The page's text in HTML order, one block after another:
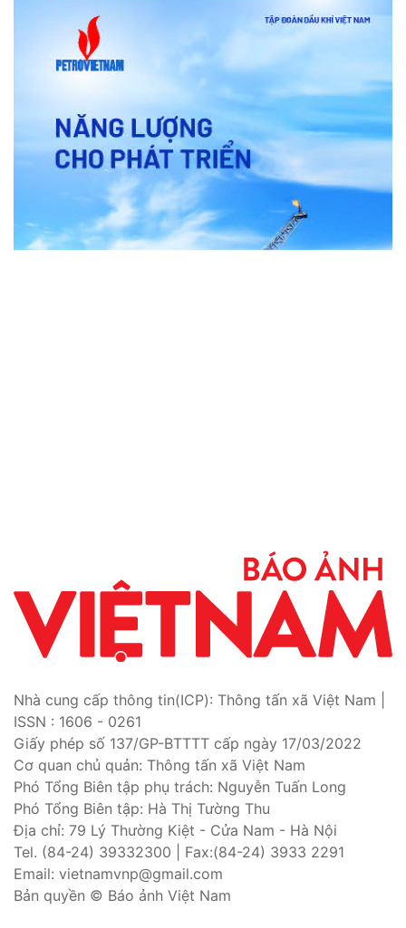
Nhà cung cấp thông tin(ICP): Thông tấn xã Việt Nam |
ISSN : 1606 - 0261
Giấy phép số 137/GP-BTTTT cấp ngày 17/03/2022
Cơ quan chủ quản: Thông tấn xã Việt Nam
Phó Tổng Biên tập phụ trách: Nguyễn Tuấn Long
Phó Tổng Biên tập: Hà Thị Tường Thu
Địa chỉ: 79 Lý Thường Kiệt - Cửa Nam - Hà Nội
Tel. (84-24) 39332300 | Fax:(84-24) 3933 2291
Email: vietnamvnp@gmail.com
Bản quyền © Báo ảnh Việt Nam